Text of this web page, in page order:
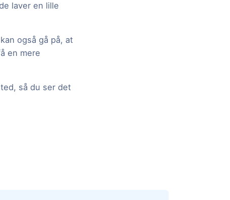
laver en lille
også gå på, at
en mere
så du ser det